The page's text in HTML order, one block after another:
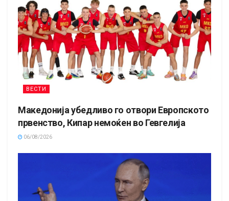
ВЕСТИ
Македонија убедливо го отвори Европското
првенство, Кипар немоќен во Гевгелија
06/08/2026